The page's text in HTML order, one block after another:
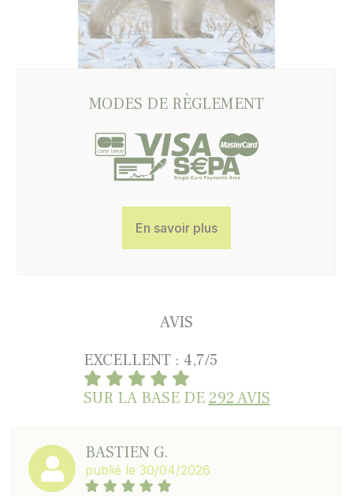
MODES DE RÈGLEMENT
En savoir plus
AVIS
EXCELLENT : 4,7/5
SUR LA BASE DE292 AVIS
BASTIEN G.
publié le 30/04/2026